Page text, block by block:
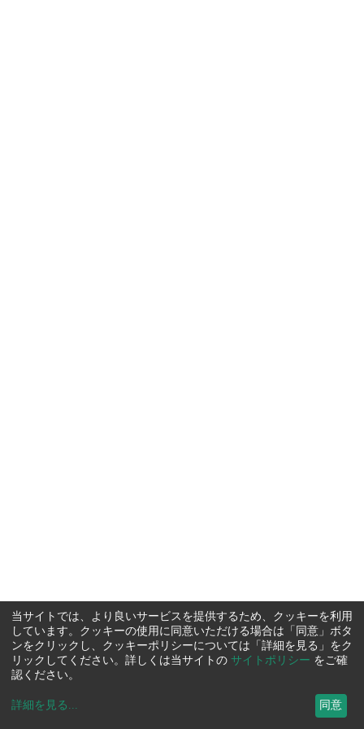
当サイトでは、より良いサービスを提供するため、クッキーを利用
しています。クッキーの使用に同意いただける場合は「同意」ボタ
ンをクリックし、クッキーポリシーについては「詳細を見る」をク
リックしてください。詳しくは当サイトの サイトポリシー をご確
認ください。
詳細を見る ... 同意